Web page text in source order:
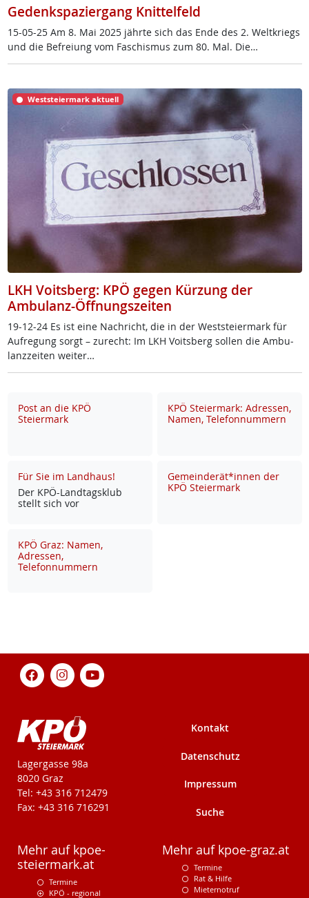
Gedenkspaziergang Knittelfeld
15-05-25 Am 8. Mai 2025 jähr­te sich das En­de des 2. Welt­kriegs
und die Be­f­rei­ung vom Fa­schis­mus zum 80. Mal. Die…
Weststeiermark aktuell
LKH Voitsberg: KPÖ gegen Kürzung der
Ambulanz-Öffnungszeiten
19-12-24 Es ist ei­ne Nach­richt, die in der West­s­tei­er­mark für
Auf­re­gung sorgt – zu­recht: Im LKH Voits­berg sol­len die Am­bu­
lanz­zei­ten wei­ter…
Post an die KPÖ
Steiermark
KPÖ Steiermark: Adressen,
Namen, Telefonnummern
Für Sie im Landhaus!
Der KPÖ-Land­tags­klub
stellt sich vor
Gemeinderät*innen der
KPÖ Steiermark
KPÖ Graz: Namen,
Adressen,
Telefonnummern
KPÖ-Steiermark
Lagergasse 98a
8020 Graz
Tel: +43 316 712479
Fax: +43 316 716291
Kontakt
Datenschutz
Impressum
Suche
Mehr auf kpoe-
steiermark.at
Termine
KPÖ - regional
Mehr auf kpoe-graz.at
Termine
Rat & Hilfe
Mieternotruf